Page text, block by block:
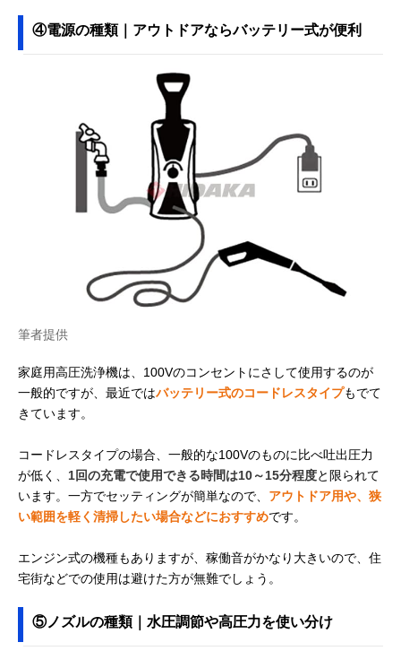
④電源の種類｜アウトドアならバッテリー式が便利
筆者提供
家庭用高圧洗浄機は、100Vのコンセントにさして使用するのが
一般的ですが、最近ではバッテリー式のコードレスタイプもでて
きています。
コードレスタイプの場合、一般的な100Vのものに比べ吐出圧力
が低く、 1回の充電で使用できる時間は10～15分程度と限られて
います。一方でセッティングが簡単なので、 アウトドア用や、狭
い範囲を軽く清掃したい場合などにおすすめです。
エンジン式の機種もありますが、稼働音がかなり大きいので、住
宅街などでの使用は避けた方が無難でしょう。
⑤ノズルの種類｜水圧調節や高圧力を使い分け